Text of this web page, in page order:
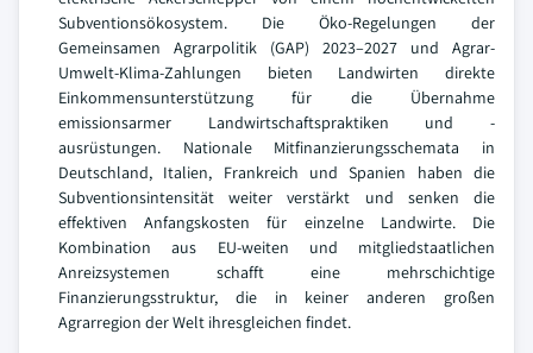
Subventionsökosystem. Die Öko-Regelungen der
Gemeinsamen Agrarpolitik (GAP) 2023–2027 und Agrar-
Umwelt-Klima-Zahlungen bieten Landwirten direkte
Einkommensunterstützung für die Übernahme
emissionsarmer Landwirtschaftspraktiken und -
ausrüstungen. Nationale Mitfinanzierungsschemata in
Deutschland, Italien, Frankreich und Spanien haben die
Subventionsintensität weiter verstärkt und senken die
effektiven Anfangskosten für einzelne Landwirte. Die
Kombination aus EU-weiten und mitgliedstaatlichen
Anreizsystemen schafft eine mehrschichtige
Finanzierungsstruktur, die in keiner anderen großen
Agrarregion der Welt ihresgleichen findet.